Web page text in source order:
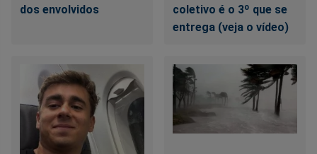
dos envolvidos
coletivo é o 3º que se
entrega (veja o vídeo)